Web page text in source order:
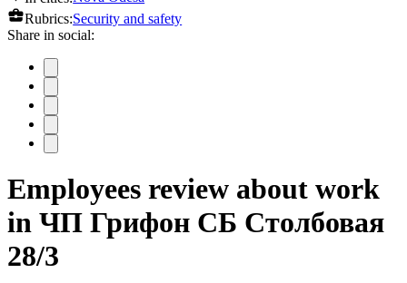
Rubrics:Security and safety
Share in social:
Employees review about work
in ЧП Грифон СБ Столбовая
28/3